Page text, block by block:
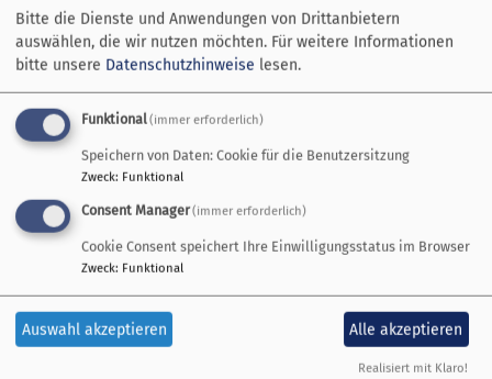
Bildrechte Eberhardt
Gemeinsam Gospels singen
Hintergründe zu einigen
Liedern erfahren
Gott loben mit Herz, Seele
und Verstand
Sonntag, 19. November
Kindergottesdienste
Bitte die Dienste und Anwendungen von Drittanbietern
auswählen, die wir nutzen möchten. Für weitere Informationen
bitte unsere Datenschutzhinweise lesen.
Funktional(immer erforderlich)
Speichern von Daten: Cookie für die Benutzersitzung
Zweck: Funktional
Consent Manager(immer erforderlich)
Cookie Consent speichert Ihre Einwilligungsstatus im Browser
Zweck: Funktional
Auswahl akzeptieren Alle akzeptieren
Realisiert mit Klaro!